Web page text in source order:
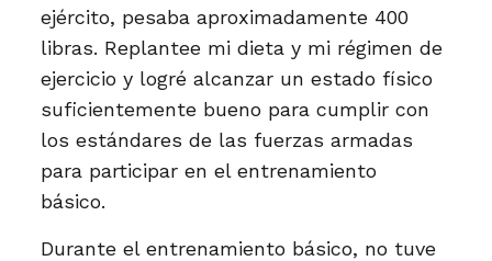
ejército, pesaba aproximadamente 400
libras. Replantee mi dieta y mi régimen de
ejercicio y logré alcanzar un estado físico
suficientemente bueno para cumplir con
los estándares de las fuerzas armadas
para participar en el entrenamiento
básico.
Durante el entrenamiento básico, no tuve